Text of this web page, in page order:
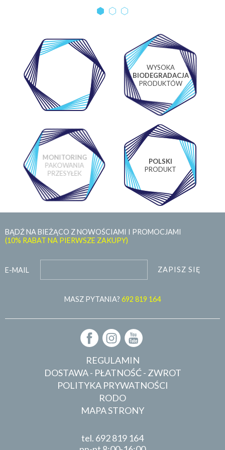
WYSOKA
BIODEGRADACJA
PRODUKTÓW
MONITORING
PAKOWANIA
PRZESYŁEK
POLSKI
PRODUKT
BĄDŹ NA BIEŻĄCO Z NOWOŚCIAMI I PROMOCJAMI
(10% RABAT NA PIERWSZE ZAKUPY)
E-MAIL ZAPISZ SIĘ
MASZ PYTANIA? 692 819 164
REGULAMIN
DOSTAWA - PŁATNOŚĆ - ZWROT
POLITYKA PRYWATNOŚCI
RODO
MAPA STRONY
tel. 692 819 164